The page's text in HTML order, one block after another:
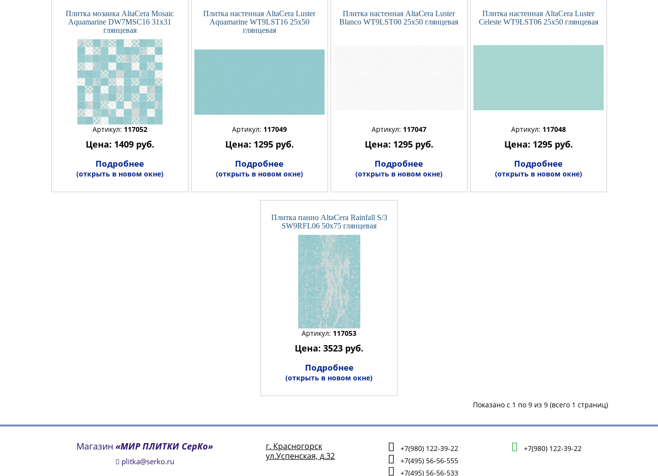
Плитка мозаика AltaCera Mosaic
Aquamarine DW7MSC16 31x31
глянцевая
Артикул: 117052
Цена: 1409 руб.
Подробнее
(открыть в новом окне)
Плитка настенная AltaCera Luster
Aquamarine WT9LST16 25x50
глянцевая
Артикул: 117049
Цена: 1295 руб.
Подробнее
(открыть в новом окне)
Плитка настенная AltaCera Luster
Blanco WT9LST00 25x50 глянцевая
Артикул: 117047
Цена: 1295 руб.
Подробнее
(открыть в новом окне)
Плитка настенная AltaCera Luster
Celeste WT9LST06 25x50 глянцевая
Артикул: 117048
Цена: 1295 руб.
Подробнее
(открыть в новом окне)
Плитка панно AltaCera Rainfall S/3
SW9RFL06 50x75 глянцевая
Артикул: 117053
Цена: 3523 руб.
Подробнее
(открыть в новом окне)
Показано с 1 по 9 из 9 (всего 1 страниц)
Магазин «МИР ПЛИТКИ СерКо»
plitka@serko.ru
г. Красногорск
ул.Успенская, д.32
+7(980) 122-39-22
+7(495) 56-56-555
+7(495) 56-56-533
+7(980) 122-39-22